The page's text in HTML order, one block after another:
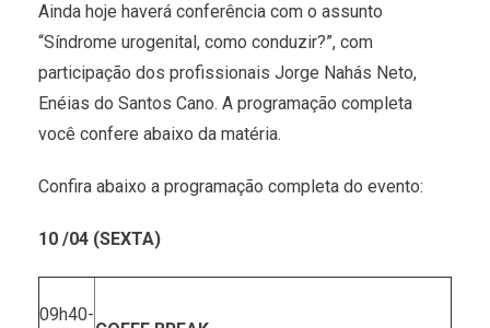
Ainda hoje haverá conferência com o assunto
“Síndrome urogenital, como conduzir?”, com
participação dos profissionais Jorge Nahás Neto,
Enéias do Santos Cano. A programação completa
você confere abaixo da matéria.
Confira abaixo a programação completa do evento:
10 /04 (SEXTA)
09h40-